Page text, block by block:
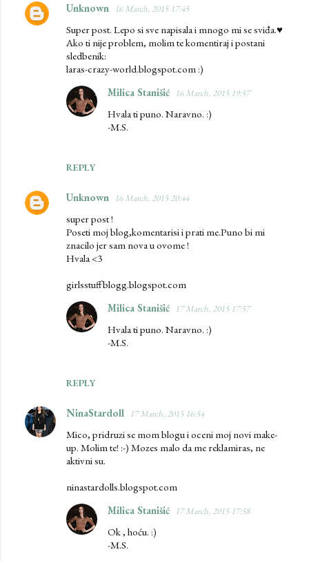
Unknown 16 March, 2015 17:45
Super post. Lepo si sve napisala i mnogo mi se sviđa.♥
Ako ti nije problem, molim te komentiraj i postani
sledbenik:
laras-crazy-world.blogspot.com :)
REPLY
Milica Stanišić 16 March, 2015 19:57
Hvala ti puno. Naravno. :)
-M.S.
Unknown 16 March, 2015 20:44
super post !
Poseti moj blog,komentarisi i prati me.Puno bi mi
znacilo jer sam nova u ovome !
Hvala <3
girlsstuffblogg.blogspot.com
REPLY
Milica Stanišić 17 March, 2015 17:57
Hvala ti puno. Naravno. :)
-M.S.
NinaStardoll 17 March, 2015 16:54
Mico, pridruzi se mom blogu i oceni moj novi make-
up. Molim te! :-) Mozes malo da me reklamiras, ne
aktivni su.
ninastardolls.blogspot.com
Milica Stanišić 17 March, 2015 17:58
Ok , hoću. :)
-M.S.